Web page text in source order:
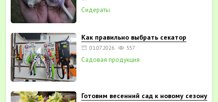
Сидераты
Как правильно выбрать секатор
01.07.2026 557
Садовая продукция
Готовим весенний сад к новому сезону